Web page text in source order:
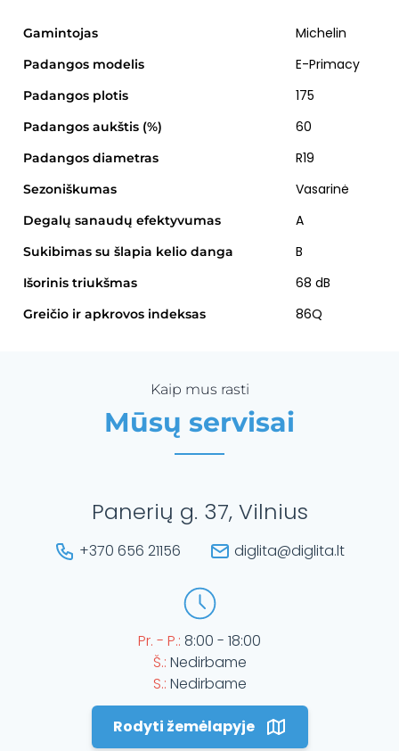
Gamintojas Michelin
Padangos modelis E-Primacy
Padangos plotis 175
Padangos aukštis (%) 60
Padangos diametras R19
Sezoniškumas Vasarinė
Degalų sanaudų efektyvumas A
Sukibimas su šlapia kelio danga B
Išorinis triukšmas 68 dB
Greičio ir apkrovos indeksas 86Q
Kaip mus rasti
Mūsų servisai
Panerių g. 37, Vilnius
+370 656 21156 diglita@diglita.lt
Pr. - P.: 8:00 - 18:00
Š.: Nedirbame
S.: Nedirbame
Rodyti žemėlapyje